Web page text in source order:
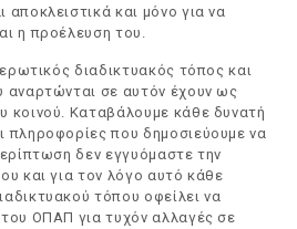
και μόνο για να
η προέλευση του.
διαδικτυακός τόπος και
αναρτώνται σε αυτόν έχουν ως
κοινού. Καταβάλουμε κάθε δυνατή
πληροφορίες που δημοσιεύουμε να
δεν εγγυόμαστε την
και για τον λόγο αυτό κάθε
τόπου οφείλει να
ΟΠΑΠ για τυχόν αλλαγές σε